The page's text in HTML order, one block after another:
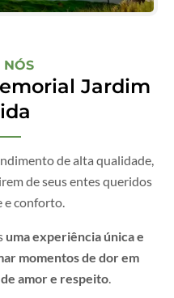
NÓS
Jardim
de alta qualidade,
de seus entes queridos
e conforto.
uma experiência única e
momentos de dor em
amor e respeito.